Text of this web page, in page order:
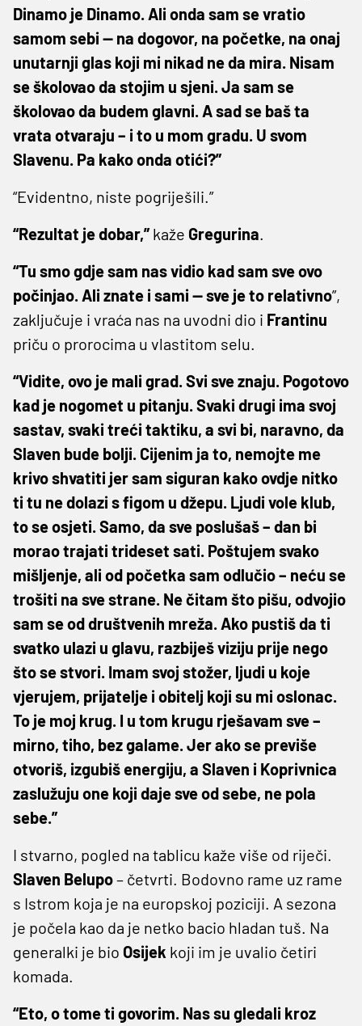
Dinamo je Dinamo. Ali onda sam se vratio
samom sebi — na dogovor, na početke, na onaj
unutarnji glas koji mi nikad ne da mira. Nisam
se školovao da stojim u sjeni. Ja sam se
školovao da budem glavni. A sad se baš ta
vrata otvaraju – i to u mom gradu. U svom
Slavenu. Pa kako onda otići?”
“Evidentno, niste pogriješili.”
“Rezultat je dobar,” kaže Gregurina.
“Tu smo gdje sam nas vidio kad sam sve ovo
počinjao. Ali znate i sami — sve je to relativno”,
zaključuje i vraća nas na uvodni dio i Frantinu
priču o prorocima u vlastitom selu.
“Vidite, ovo je mali grad. Svi sve znaju. Pogotovo
kad je nogomet u pitanju. Svaki drugi ima svoj
sastav, svaki treći taktiku, a svi bi, naravno, da
Slaven bude bolji. Cijenim ja to, nemojte me
krivo shvatiti jer sam siguran kako ovdje nitko
ti tu ne dolazi s figom u džepu. Ljudi vole klub,
to se osjeti. Samo, da sve poslušaš – dan bi
morao trajati trideset sati. Poštujem svako
mišljenje, ali od početka sam odlučio – neću se
trošiti na sve strane. Ne čitam što pišu, odvojio
sam se od društvenih mreža. Ako pustiš da ti
svatko ulazi u glavu, razbiješ viziju prije nego
što se stvori. Imam svoj stožer, ljudi u koje
vjerujem, prijatelje i obitelj koji su mi oslonac.
To je moj krug. I u tom krugu rješavam sve –
mirno, tiho, bez galame. Jer ako se previše
otvoriš, izgubiš energiju, a Slaven i Koprivnica
zaslužuju one koji daje sve od sebe, ne pola
sebe.”
I stvarno, pogled na tablicu kaže više od riječi.
Slaven Belupo– četvrti. Bodovno rame uz rame
s Istrom koja je na europskoj poziciji. A sezona
je počela kao da je netko bacio hladan tuš. Na
generalki je bio Osijek koji im je uvalio četiri
komada.
“Eto, o tome ti govorim. Nas su gledali kroz